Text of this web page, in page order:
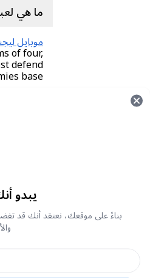
ما هي
موبايل
of four,
defend
base.
كيفية
either
(or
team.
Shop.
يبدو
بناءً على موقعك، نعتقد أنك قد